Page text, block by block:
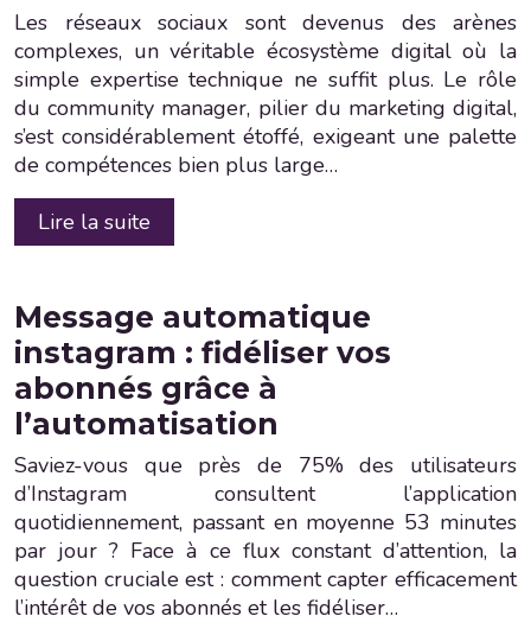
Les réseaux sociaux sont devenus des arènes
complexes, un véritable écosystème digital où la
simple expertise technique ne suffit plus. Le rôle
du community manager, pilier du marketing digital,
s’est considérablement étoffé, exigeant une palette
de compétences bien plus large…
Lire la suite
Message automatique
instagram : fidéliser vos
abonnés grâce à
l’automatisation
Saviez-vous que près de 75% des utilisateurs
d’Instagram consultent l’application
quotidiennement, passant en moyenne 53 minutes
par jour ? Face à ce flux constant d’attention, la
question cruciale est : comment capter efficacement
l’intérêt de vos abonnés et les fidéliser…